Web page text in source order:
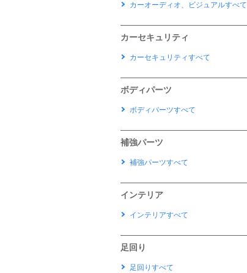
カーオーディオ、ビジュアルすべて
カーセキュリティ
カーセキュリティすべて
ボディパーツ
ボディパーツすべて
補強パーツ
補強パーツすべて
インテリア
インテリアすべて
足回り
足回りすべて